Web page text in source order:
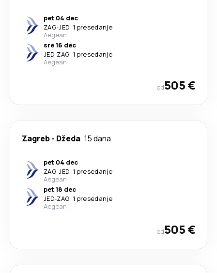
pet 04 dec
ZAG-JED· 1 presedanje
Aegean
sre 16 dec
JED-ZAG· 1 presedanje
Aegean
od505 €
Zagreb- Džeda 15 dana
pet 04 dec
ZAG-JED· 1 presedanje
Aegean
pet 18 dec
JED-ZAG· 1 presedanje
Aegean
od505 €